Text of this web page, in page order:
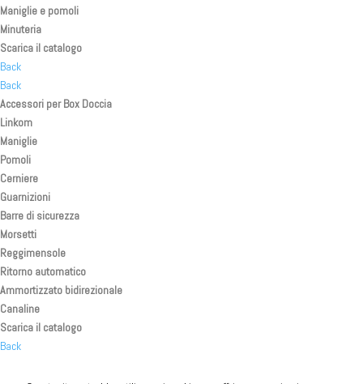
Maniglie e pomoli
Minuteria
Scarica il catalogo
Back
Back
Accessori per Box Doccia
Linkom
Maniglie
Pomoli
Cerniere
Guarnizioni
Barre di sicurezza
Morsetti
Reggimensole
Ritorno automatico
Ammortizzato bidirezionale
Canaline
Scarica il catalogo
Back